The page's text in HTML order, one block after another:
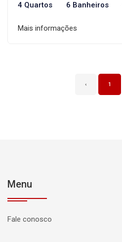
4 Quartos 6 Banheiros
Mais informações
‹ 1
Menu
Fale conosco